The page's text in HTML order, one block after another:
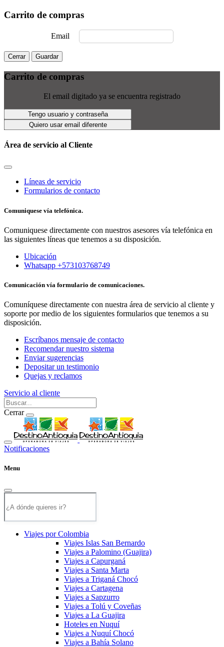
Carrito de compras
Email
Cerrar Guardar
Carrito de compras
El email digitado ya se encuentra registrado
Tengo usuario y contraseña
Quiero usar email diferente
Área de servicio al Cliente
Líneas de servicio
Formularios de contacto
Comuniquese vía telefónica.
Comuniquese directamente con nuestros asesores vía telefónica en
las siguientes líneas que tenemos a su disposición.
Ubicación
Whatsapp +573103768749
Comunicación vía formulario de comunicaciones.
Comuníquese directamente con nuestra área de servicio al cliente y
soporte por medio de los siguientes formularios que tenemos a su
disposición.
Escríbanos mensaje de contacto
Recomendar nuestro sistema
Enviar sugerencias
Depositar un testimonio
Quejas y reclamos
Servicio al cliente
Cerrar
Notificaciones
Menu
Viajes por Colombia
Viajes Islas San Bernardo
Viajes a Palomino (Guajira)
Viajes a Capurganá
Viajes a Santa Marta
Viajes a Triganá Chocó
Viajes a Cartagena
Viajes a Sapzurro
Viajes a Tolú y Coveñas
Viajes a La Guajira
Hoteles en Nuquí
Viajes a Nuquí Chocó
Viajes a Bahía Solano